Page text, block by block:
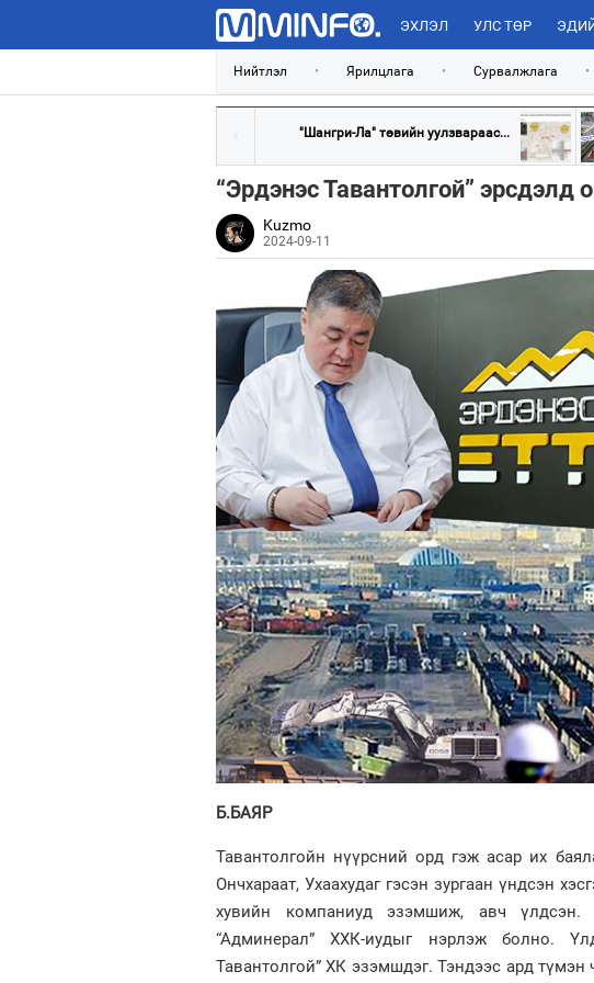
ЭХЛЭЛ УЛС ТӨР
Нийтлэл • Ярилцлага • Сурвалжлага •
"Шангри-Ла" төвийн уулзвараас...
“Эрдэнэс Тавантолгой” эрсдэлд
Kuzmo
2024-09-11
Б.БАЯР
Тавантолгойн нүүрсний орд гэж асар их
Ончхараат, Ухаахудаг гэсэн зургаан үндсэн
хувийн компаниуд эзэмшиж, авч үлдсэн.
“Админерал” ХХК-иудыг нэрлэж болно.
Тавантолгой” ХК эзэмшдэг. Тэндээс ард